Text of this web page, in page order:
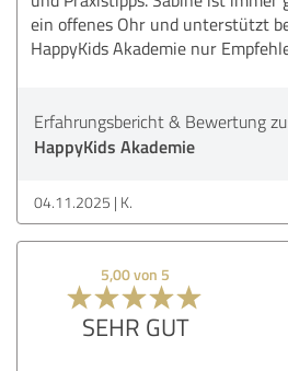
ein offenes Ohr und unterstützt
HappyKids Akademie nur
Erfahrungsbericht & Bewertung
HappyKids Akademie
04.11.2025 K.
5,00 von 5
SEHR GUT